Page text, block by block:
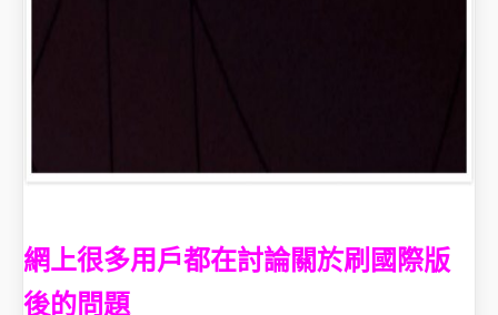
網上很多用戶都在討論關於刷國際版
後的問題